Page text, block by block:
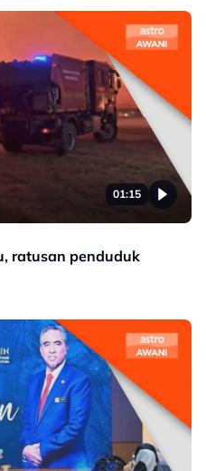
01:15
ratusan penduduk